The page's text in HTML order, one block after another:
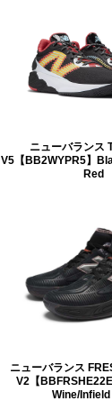
ニューバランス
V5【BB2WYPR5】
Red
ニューバランス
V2【
Wine/